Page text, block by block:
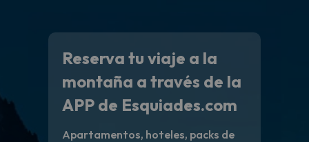
Reserva tu viaje a la
montaña a través de la
APP de Esquiades.com
Apartamentos, hoteles, packs de